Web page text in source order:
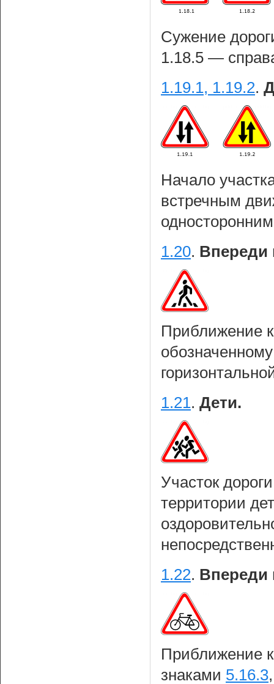
Сужение
1.18.5 —
1.19.1, 1.19.2.
Начало
встречным
1.20. Впереди
Приближение
1.21. Дети.
Участок
территории
1.22. Впереди
Приближение
знаками 5.16.3